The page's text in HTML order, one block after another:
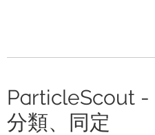
ParticleScout -
分類、同定